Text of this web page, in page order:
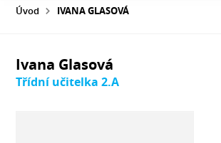
Úvod IVANA GLASOVÁ
Ivana Glasová
Třídní učitelka 2.A